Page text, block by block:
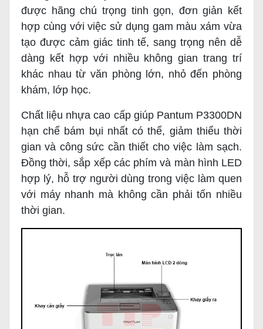
được hãng chú trọng tinh gọn, đơn giản kết
hợp cùng với việc sử dụng gam màu xám vừa
tạo được cảm giác tinh tế, sang trọng nên dễ
dàng kết hợp với nhiều không gian trang trí
khác nhau từ văn phòng lớn, nhỏ đến phòng
khám, lớp học.
Chất liệu nhựa cao cấp giúp Pantum P3300DN
hạn chế bám bụi nhất có thể, giảm thiểu thời
gian và công sức cần thiết cho việc làm sạch.
Đồng thời, sắp xếp các phím và màn hình LED
hợp lý, hỗ trợ người dùng trong việc làm quen
với máy nhanh mà không cần phải tốn nhiều
thời gian.